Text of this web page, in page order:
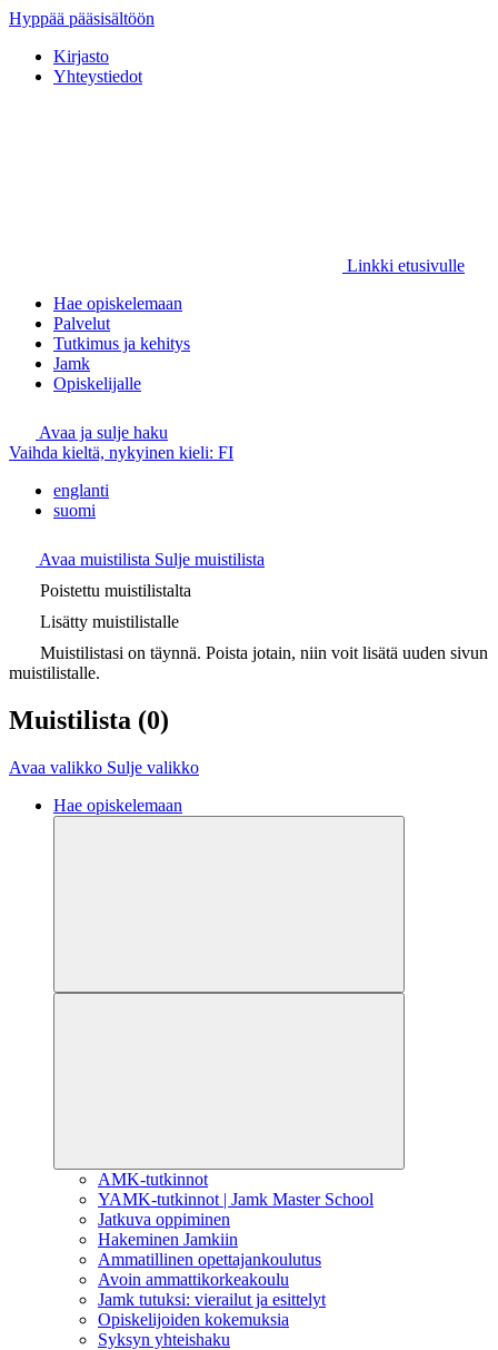
Hyppää pääsisältöön
Kirjasto
Yhteystiedot
Linkki etusivulle
Hae opiskelemaan
Palvelut
Tutkimus ja kehitys
Jamk
Opiskelijalle
Avaa ja sulje haku
Vaihda kieltä, nykyinen kieli: FI
englanti
suomi
Avaa muistilista Sulje muistilista
Poistettu muistilistalta
Lisätty muistilistalle
Muistilistasi on täynnä. Poista jotain, niin voit lisätä uuden sivun
muistilistalle.
Muistilista (0)
Avaa valikko Sulje valikko
Hae opiskelemaan
AMK-tutkinnot
YAMK-tutkinnot | Jamk Master School
Jatkuva oppiminen
Hakeminen Jamkiin
Ammatillinen opettajankoulutus
Avoin ammattikorkeakoulu
Jamk tutuksi: vierailut ja esittelyt
Opiskelijoiden kokemuksia
Syksyn yhteishaku